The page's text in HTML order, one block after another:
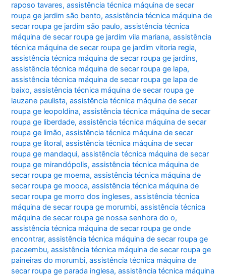
raposo tavares,assistência técnica máquina de secar
roupa ge jardim são bento,assistência técnica máquina de
secar roupa ge jardim são paulo,assistência técnica
máquina de secar roupa ge jardim vila mariana,assistência
técnica máquina de secar roupa ge jardim vitoria regia,
assistência técnica máquina de secar roupa ge jardins,
assistência técnica máquina de secar roupa ge lapa,
assistência técnica máquina de secar roupa ge lapa de
baixo,assistência técnica máquina de secar roupa ge
lauzane paulista,assistência técnica máquina de secar
roupa ge leopoldina,assistência técnica máquina de secar
roupa ge liberdade,assistência técnica máquina de secar
roupa ge limão,assistência técnica máquina de secar
roupa ge litoral,assistência técnica máquina de secar
roupa ge mandaqui,assistência técnica máquina de secar
roupa ge mirandópolis,assistência técnica máquina de
secar roupa ge moema,assistência técnica máquina de
secar roupa ge mooca,assistência técnica máquina de
secar roupa ge morro dos ingleses,assistência técnica
máquina de secar roupa ge morumbi,assistência técnica
máquina de secar roupa ge nossa senhora do o,
assistência técnica máquina de secar roupa ge onde
encontrar,assistência técnica máquina de secar roupa ge
pacaembu,assistência técnica máquina de secar roupa ge
paineiras do morumbi,assistência técnica máquina de
secar roupa ge parada inglesa,assistência técnica máquina